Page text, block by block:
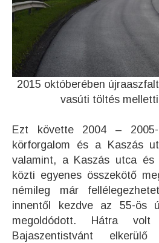
2015 októberében
vasúti töltés
Ezt követte 2004 – 2005-
körforgalom és a Kaszás
valamint, a Kaszás utca
közti egyenes összekötő
némileg már
innentől kezdve az 55-ös
megoldódott. Hátra
Bajaszentistvánt